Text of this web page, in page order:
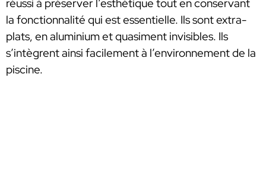
réussi à préserver l’esthétique tout en conservant
la fonctionnalité qui est essentielle. Ils sont extra-
plats, en aluminium et quasiment invisibles. Ils
s’intègrent ainsi facilement à l’environnement de la
piscine.